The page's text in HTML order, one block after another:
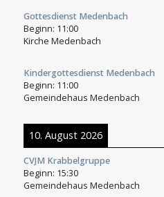
Gottesdienst Medenbach
Beginn: 11:00
Kirche Medenbach
Kindergottesdienst Medenbach
Beginn: 11:00
Gemeindehaus Medenbach
10. August 2026
CVJM Krabbelgruppe
Beginn: 15:30
Gemeindehaus Medenbach